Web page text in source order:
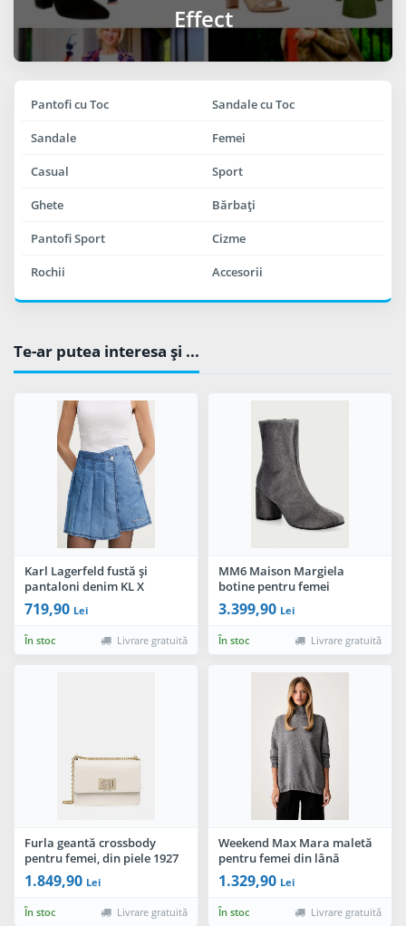
Effect
Pantofi cu Toc Sandale cu Toc
Sandale Femei
Casual Sport
Ghete Bărbaţi
Pantofi Sport Cizme
Rochii Accesorii
Te-ar putea interesa şi ...
Karl Lagerfeld fustă și
pantaloni denim KL X
DISNEY
719,90 Lei
În stoc Livrare gratuită
MM6 Maison Margiela
botine pentru femei
3.399,90 Lei
În stoc Livrare gratuită
Furla geantă crossbody
pentru femei, din piele 1927
Mini Crossbody 20
1.849,90 Lei
În stoc Livrare gratuită
Weekend Max Mara maletă
pentru femei din lână
WKDBORGIA
1.329,90 Lei
În stoc Livrare gratuită